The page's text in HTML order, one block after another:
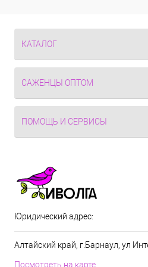
КАТАЛОГ
САЖЕНЦЫ ОПТОМ
ПОМОЩЬ И СЕРВИСЫ
Юридический адрес:
Алтайский край, г.Барнаул, ул
Посмотреть на карте